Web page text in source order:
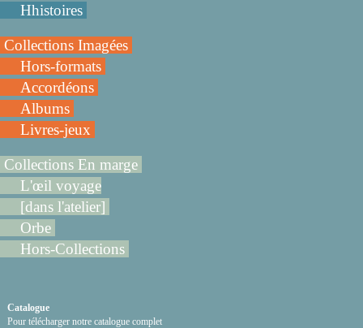
Hhistoires
Collections Imagées
Hors-formats
Accordéons
Albums
Livres-jeux
Collections En marge
L'œil voyage
[dans l'atelier]
Orbe
Hors-Collections
Catalogue
Pour télécharger notre catalogue complet